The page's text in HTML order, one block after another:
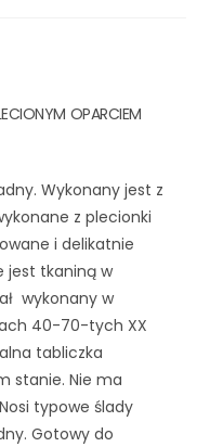
OPARCIEM
Wykonany jest z
z plecionki
i delikatnie
jest tkaniną w
wykonany w
40-70-tych XX
tabliczka
stanie. Nie ma
typowe ślady
Gotowy do